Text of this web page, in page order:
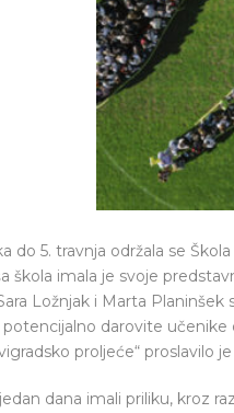
do 5. travnja održala se
škola imala je svoje
Ložnjak i Marta
darovite
proljeće“ proslavilo
dana imali priliku, kroz